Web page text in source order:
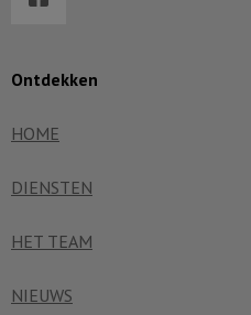
Ontdekken
HOME
DIENSTEN
HET TEAM
NIEUWS